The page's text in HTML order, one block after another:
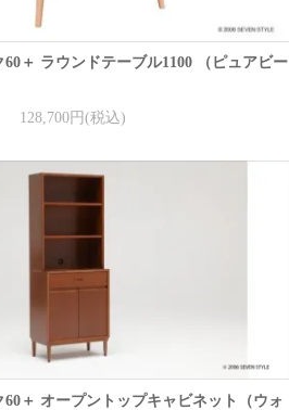
60＋ ラウンドテーブル1100 （ピュアビー
128,700円(税込)
60＋ オープントップキャビネット（ウォ